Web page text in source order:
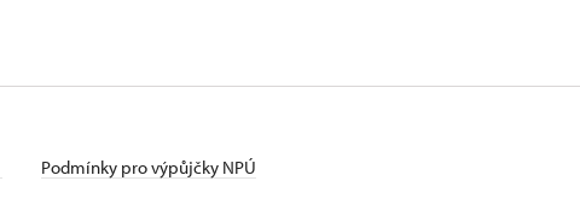
Podmínky pro výpůjčky NPÚ